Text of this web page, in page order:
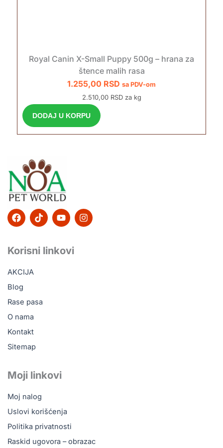
Royal Canin X-Small Puppy 500g – hrana za
štence malih rasa
1.255,00 RSD sa PDV-om
2.510,00 RSD za kg
DODAJ U KORPU
F
a
b
o
o
k
T
i
o
k
Y
o
u
b
I
n
Korisni linkovi
AKCIJA
Blog
Rase pasa
O nama
Kontakt
Sitemap
Moji linkovi
Moj nalog
Uslovi korišćenja
Politika privatnosti
Raskid ugovora – obrazac